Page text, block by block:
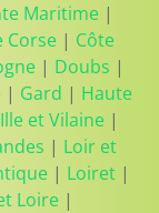
Maritime |
Corse | Côte
| Doubs |
| Gard | Haute
Ille et Vilaine |
| Loir et
| Loiret |
Loire |